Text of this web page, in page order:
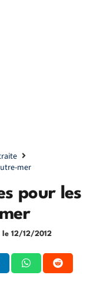
mer
pour les
le 12/12/2012